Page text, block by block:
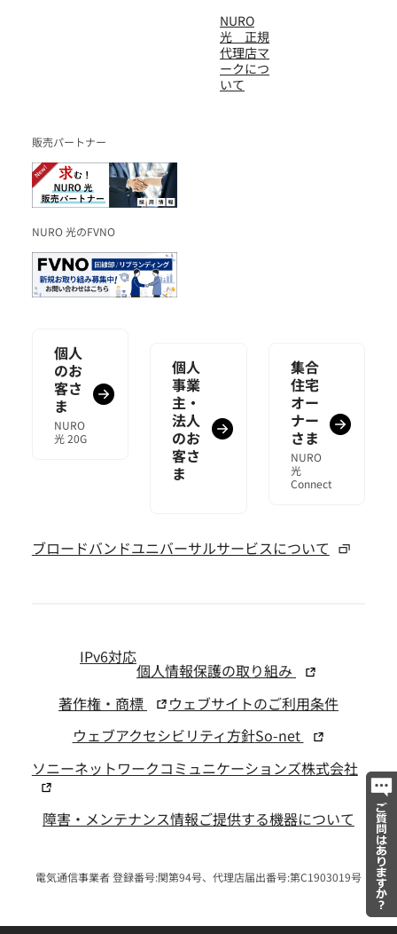
NURO
光 正規
代理店マ
ークにつ
いて
販売パートナー
NURO 光のFVNO
個人
のお
客さ
ま
NURO
光 20G
個人
事業
主・
法人
のお
客さ
ま
集合
住宅
オー
ナー
さま
NURO
光
Connect
ブロードバンドユニバーサルサービスについて
IPv6対応
個人情報保護の取り組み
著作権・商標
ウェブサイトのご利用条件
ウェブアクセシビリティ方針So-net
ソニーネットワークコミュニケーションズ株式会社
障害・メンテナンス情報ご提供する機器について
電気通信事業者 登録番号:関第94号、代理店届出番号:第C1903019号